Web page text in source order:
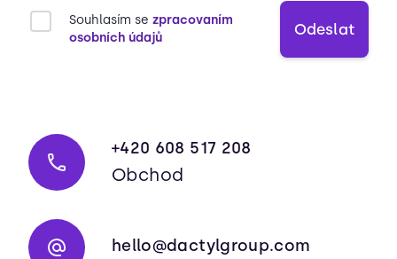
Souhlasím se zpracovaním
osobních údajů
Odeslat
+420 608 517 208
Obchod
hello@dactylgroup.com